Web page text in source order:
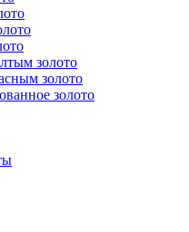
золото
золото
золото